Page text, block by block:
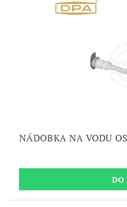
NÁDOBKA NA VODU